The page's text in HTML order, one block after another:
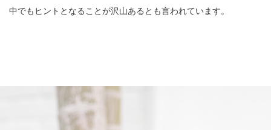
中でもヒントとなることが沢山あるとも言われています。